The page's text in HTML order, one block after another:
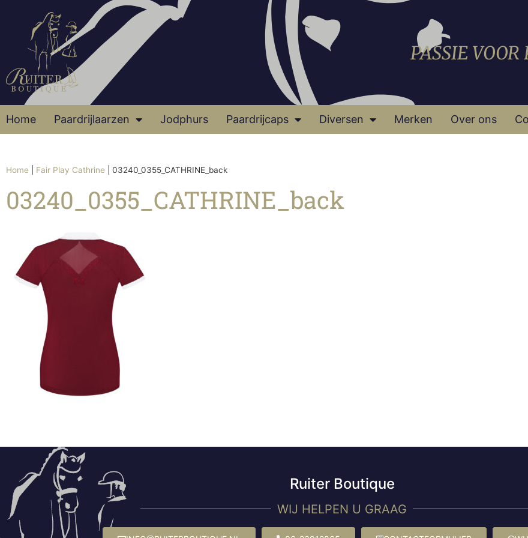
PASSIE
Home Paardrijlaarzen Jodphurs Paardrijcaps Diversen Merken Over ons
Home Fair Play Cathrine 03240_0355_CATHRINE_back
03240_0355_CATHRINE_back
Ruiter Boutique
WIJ HELPEN U GRAAG